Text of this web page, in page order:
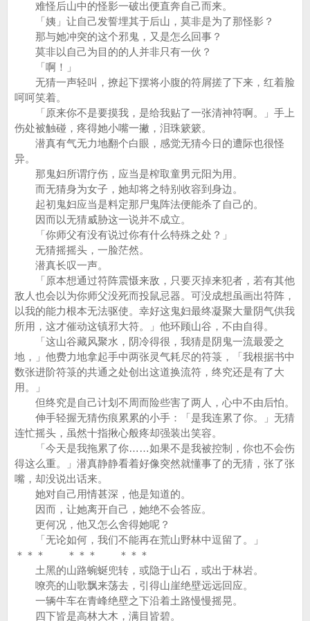
难怪后山中的怪影一破出便直奔自己而来。
「姨」让自己发誓埋其于后山，莫非是为了那怪影？
那与她冲突的这个邪鬼，又是怎么回事？
莫非以自己为目的的人并非只有一伙？
「啊！」
无猜一声轻叫，撩起下摆将小腹的符屑搓了下来，红着脸
呵呵笑着。
「原来你不是要摸我，是给我贴了一张清神符啊。」手上
伤处被触碰，疼得她小嘴一撇，泪珠簌簌。
潜真有气无力地翻个白眼，感觉无猜今日的遭际也很怪
异。
那鬼妇所谓疗伤，应当是榨取童男元阳为用。
而无猜身为女子，她却将之特别收容到身边。
起初鬼妇应当是料定那尸鬼阵法便能杀了自己的。
因而以无猜威胁这一说并不成立。
「你师父有没有说过你有什么特殊之处？」
无猜摇摇头，一脸茫然。
潜真长叹一声。
「原本想通过符阵震慑来敌，只要灭掉来犯者，若有其他
敌人也会以为你师父没死而投鼠忌器。可没成想虽画出符阵，
以我的能力根本无法驱使。幸好这鬼妇最终凝聚大量阴气供我
所用，这才催动这镇邪大符。」他环顾山谷，不由自得。
「这山谷藏风聚水，阴冷得很，我猜是阴鬼一流最爱之
地，」他费力地拿起手中两张灵气耗尽的符箓，「我根据书中
数张进阶符箓的共通之处创出这道换流符，终究还是有了大
用。」
但终究是自己计划不周而险些害了两人，心中不由后怕。
伸手轻握无猜伤痕累累的小手：「是我连累了你。」无猜
连忙摇头，虽然十指揪心般疼却强装出笑容。
「今天是我拖累了你……如果不是我被控制，你也不会伤
得这么重。」潜真静静看着好像突然就懂事了的无猜，张了张
嘴，却没说出话来。
她对自己用情甚深，他是知道的。
因而，让她离开自己，她绝不会答应。
更何况，他又怎么舍得她呢？
「无论如何，我们不能再在荒山野林中逗留了。」
＊＊＊ ＊＊＊ ＊＊＊
土黑的山路蜿蜒兜转，或隐于山石，或出于林岩。
嘹亮的山歌飘来荡去，引得山崖绝壁远远回应。
一辆牛车在青峰绝壁之下沿着土路慢慢摇晃。
四下皆是高林大木，满目皆碧。